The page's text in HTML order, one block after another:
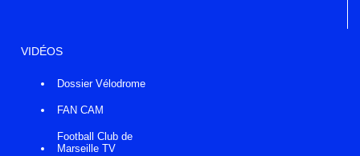
VIDÉOS
Dossier Vélodrome
FAN CAM
Football Club de
Marseille TV